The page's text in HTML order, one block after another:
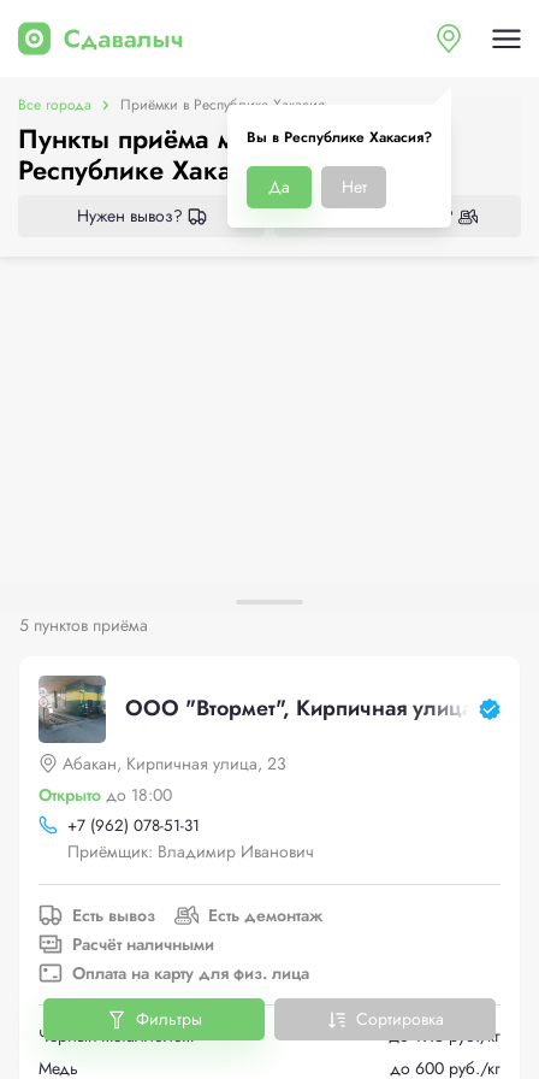
Вы в Республике Хакасия?
Да Нет
Все города Приёмки в Республике Хакасия
Пункты приёма металлолома в
Республике Хакасия
Нужен вывоз? Нужен демонтаж?
5 пунктов приёма
ООО "Втормет", Кирпичная улица, 23
Абакан, Кирпичная улица, 23
Открыто до 18:00
+7 (962) 078-51-31
Приёмщик: Владимир Иванович
Есть вывоз
Есть демонтаж
Расчёт наличными
Оплата на карту для физ. лица
Черный металлолом
до 19.5 руб./кг
Медь
до 600 руб./кг
Фильтры Сортировка